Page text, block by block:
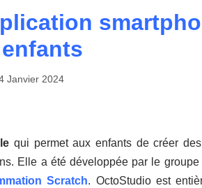
Janvier 2024
qui permet aux enfants de créer
Elle a été développée par le
Scratch. OctoStudio est